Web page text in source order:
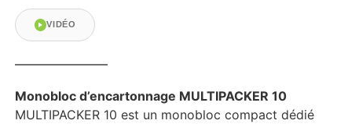
VIDÉO
Monobloc d’encartonnage MULTIPACKER 10
MULTIPACKER 10 est un monobloc compact dédié